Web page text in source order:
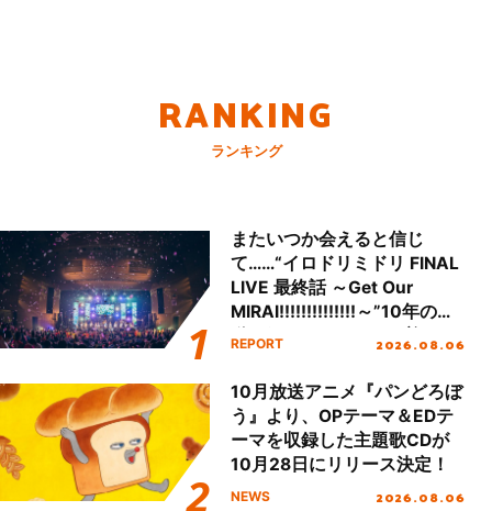
RANKING
ランキング
またいつか会えると信じ
て……“イロドリミドリ FINAL
LIVE 最終話 ～Get Our
MIRAI!!!!!!!!!!!!!!～”10年の活
動を経てファイナルを迎える
REPORT 2026.08.06
10月放送アニメ『パンどろぼ
う』より、OPテーマ＆EDテ
ーマを収録した主題歌CDが
10月28日にリリース決定！
NEWS 2026.08.06